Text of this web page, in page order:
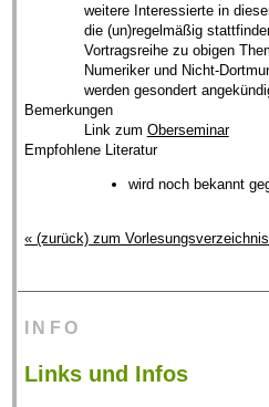
weitere Interessierte in
die (un)regelmäßig
Vortragsreihe zu obigen
Numeriker und Nicht-
werden gesondert
Bemerkungen
Link zum Oberseminar
Empfohlene Literatur
wird noch bekannt
« (zurück) zum Vorlesungsverzeichnis
INFO
Links und Infos